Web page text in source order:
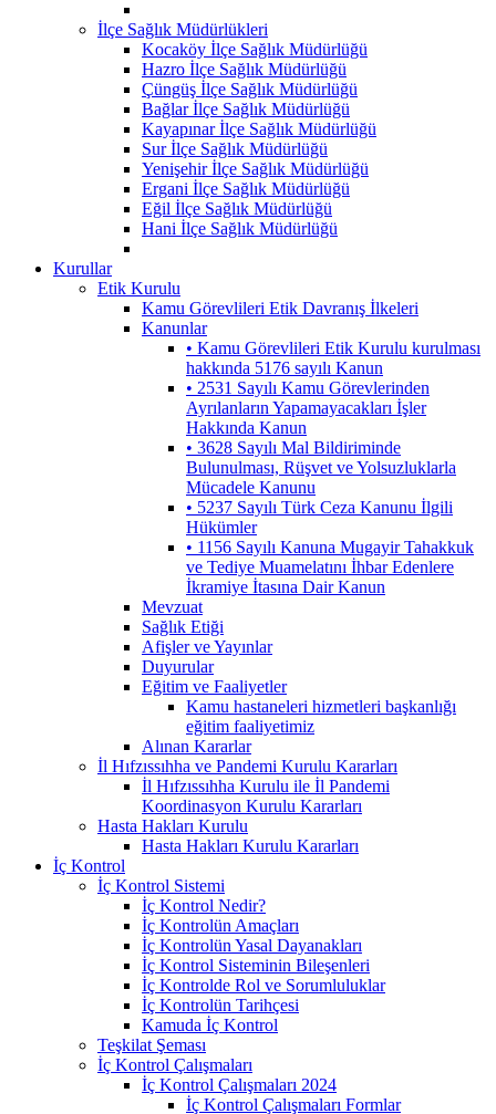
İlçe Sağlık Müdürlükleri
Kocaköy İlçe Sağlık Müdürlüğü
Hazro İlçe Sağlık Müdürlüğü
Çüngüş İlçe Sağlık Müdürlüğü
Bağlar İlçe Sağlık Müdürlüğü
Kayapınar İlçe Sağlık Müdürlüğü
Sur İlçe Sağlık Müdürlüğü
Yenişehir İlçe Sağlık Müdürlüğü
Ergani İlçe Sağlık Müdürlüğü
Eğil İlçe Sağlık Müdürlüğü
Hani İlçe Sağlık Müdürlüğü
Kurullar
Etik Kurulu
Kamu Görevlileri Etik Davranış İlkeleri
Kanunlar
• Kamu Görevlileri Etik Kurulu kurulması
hakkında 5176 sayılı Kanun
• 2531 Sayılı Kamu Görevlerinden
Ayrılanların Yapamayacakları İşler
Hakkında Kanun
• 3628 Sayılı Mal Bildiriminde
Bulunulması, Rüşvet ve Yolsuzluklarla
Mücadele Kanunu
• 5237 Sayılı Türk Ceza Kanunu İlgili
Hükümler
• 1156 Sayılı Kanuna Mugayir Tahakkuk
ve Tediye Muamelatını İhbar Edenlere
İkramiye İtasına Dair Kanun
Mevzuat
Sağlık Etiği
Afişler ve Yayınlar
Duyurular
Eğitim ve Faaliyetler
Kamu hastaneleri hizmetleri başkanlığı
eğitim faaliyetimiz
Alınan Kararlar
İl Hıfzıssıhha ve Pandemi Kurulu Kararları
İl Hıfzıssıhha Kurulu ile İl Pandemi
Koordinasyon Kurulu Kararları
Hasta Hakları Kurulu
Hasta Hakları Kurulu Kararları
İç Kontrol
İç Kontrol Sistemi
İç Kontrol Nedir?
İç Kontrolün Amaçları
İç Kontrolün Yasal Dayanakları
İç Kontrol Sisteminin Bileşenleri
İç Kontrolde Rol ve Sorumluluklar
İç Kontrolün Tarihçesi
Kamuda İç Kontrol
Teşkilat Şeması
İç Kontrol Çalışmaları
İç Kontrol Çalışmaları 2024
İç Kontrol Çalışmaları Formlar